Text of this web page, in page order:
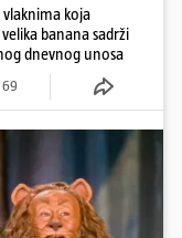
koja
banana sadrži
dnevnog unosa
69